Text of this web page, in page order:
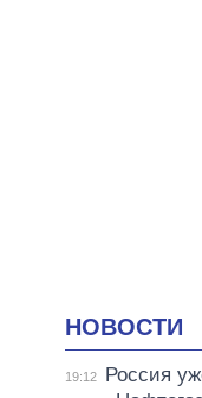
НОВОСТИ
19:12
Россия